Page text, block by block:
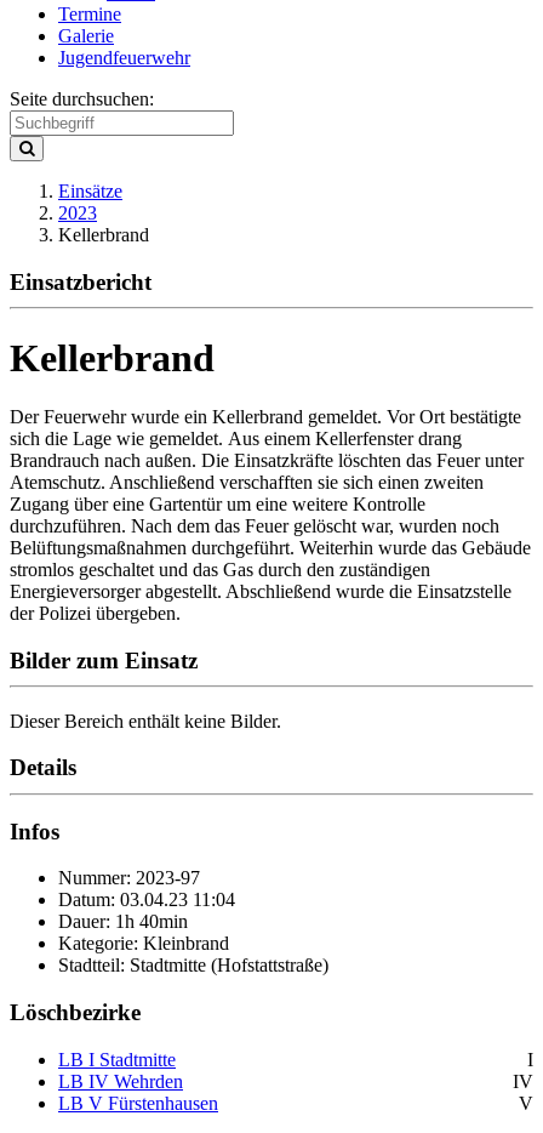
Termine
Galerie
Jugendfeuerwehr
Seite durchsuchen:
Einsätze
2023
Kellerbrand
Einsatzbericht
Kellerbrand
Der Feuerwehr wurde ein Kellerbrand gemeldet. Vor Ort bestätigte
sich die Lage wie gemeldet. Aus einem Kellerfenster drang
Brandrauch nach außen. Die Einsatzkräfte löschten das Feuer unter
Atemschutz. Anschließend verschafften sie sich einen zweiten
Zugang über eine Gartentür um eine weitere Kontrolle
durchzuführen. Nach dem das Feuer gelöscht war, wurden noch
Belüftungsmaßnahmen durchgeführt. Weiterhin wurde das Gebäude
stromlos geschaltet und das Gas durch den zuständigen
Energieversorger abgestellt. Abschließend wurde die Einsatzstelle
der Polizei übergeben.
Bilder zum Einsatz
Dieser Bereich enthält keine Bilder.
Details
Infos
Nummer: 2023-97
Datum: 03.04.23 11:04
Dauer: 1h 40min
Kategorie: Kleinbrand
Stadtteil: Stadtmitte (Hofstattstraße)
Löschbezirke
LB I Stadtmitte
I
LB IV Wehrden
IV
LB V Fürstenhausen
V